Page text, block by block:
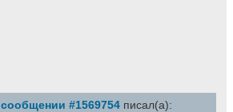
сообщении #1569754 писал(а):